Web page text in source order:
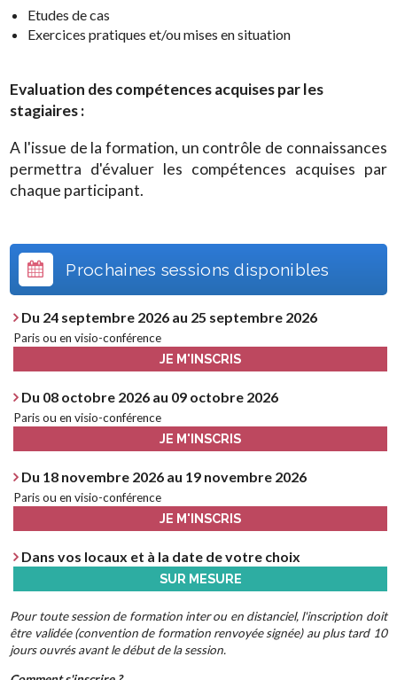
Etudes de cas
Exercices pratiques et/ou mises en situation
Evaluation des compétences acquises par les
stagiaires :
A l'issue de la formation, un contrôle de connaissances
permettra d'évaluer les compétences acquises par
chaque participant.
Prochaines sessions disponibles
Du 24 septembre 2026 au 25 septembre 2026
Paris ou en visio-conférence
JE M'INSCRIS
Du 08 octobre 2026 au 09 octobre 2026
Paris ou en visio-conférence
JE M'INSCRIS
Du 18 novembre 2026 au 19 novembre 2026
Paris ou en visio-conférence
JE M'INSCRIS
Dans vos locaux et à la date de votre choix
SUR MESURE
Pour toute session de formation inter ou en distanciel, l'inscription doit
être validée (convention de formation renvoyée signée) au plus tard 10
jours ouvrés avant le début de la session.